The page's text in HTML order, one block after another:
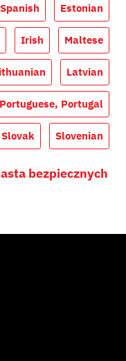
Spanish Estonian
Irish Maltese
Latvian
Portuguese, Portugal
Slovak Slovenian
bezpiecznych